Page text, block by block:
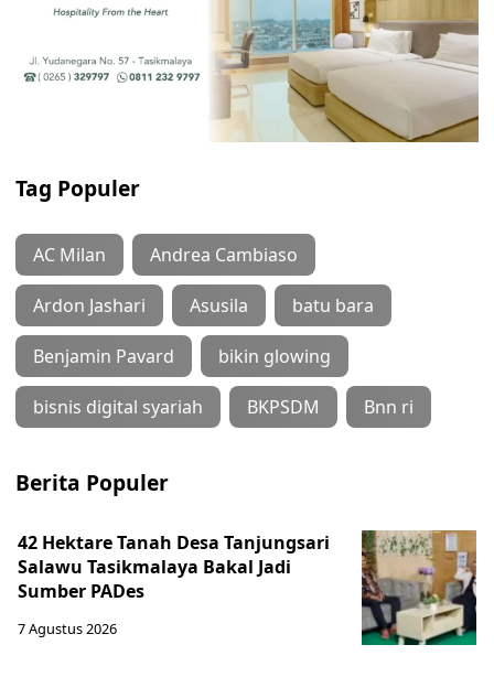
Tag Populer
AC Milan Andrea Cambiaso
Ardon Jashari Asusila batu bara
Benjamin Pavard bikin glowing
bisnis digital syariah BKPSDM Bnn ri
Berita Populer
42 Hektare Tanah Desa Tanjungsari
Salawu Tasikmalaya Bakal Jadi
Sumber PADes
7 Agustus 2026